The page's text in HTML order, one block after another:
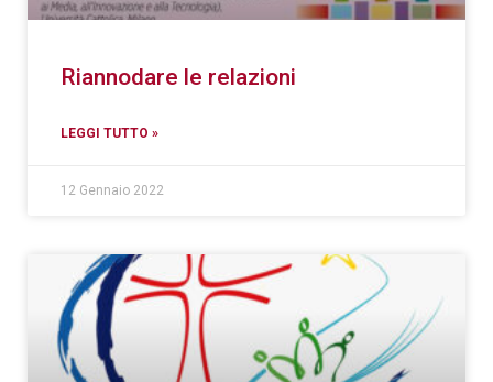
Riannodare le relazioni
LEGGI TUTTO »
12 Gennaio 2022